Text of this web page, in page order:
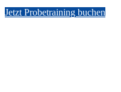
Jetzt Probetraining buchen